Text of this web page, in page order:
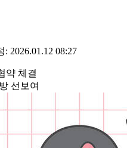
: 2026.01.12 08:27
약 체결
선보여